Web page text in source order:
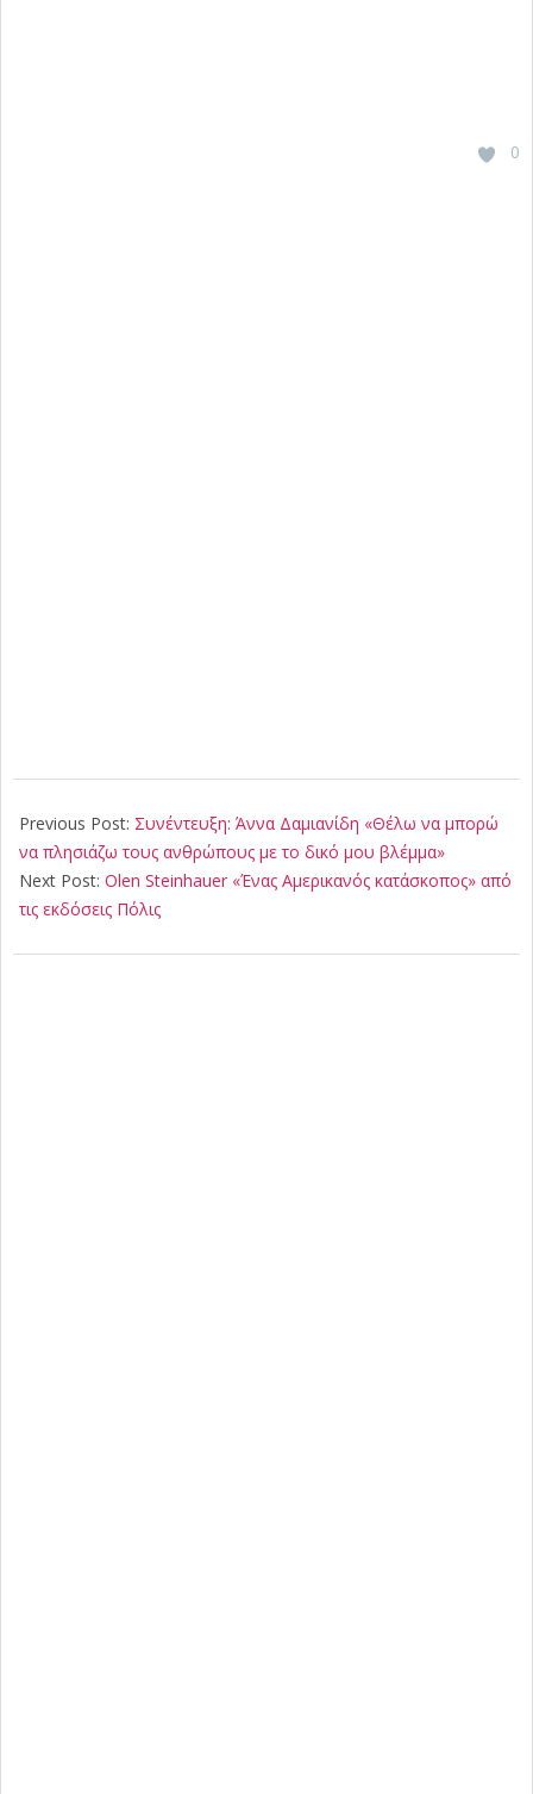
0
06-
05
Previous Post: Συνέντευξη: Άννα Δαμιανίδη «Θέλω να μπορώ
να πλησιάζω τους ανθρώπους με το δικό μου βλέμμα»
Next Post: Olen Steinhauer «Ένας Αμερικανός κατάσκοπος» από
τις εκδόσεις Πόλις